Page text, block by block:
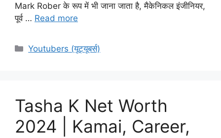
Mark Rober के रूप में भी जाना जाता है, मैकेनिकल इंजीनियर,
पूर्व … Read more
Categories
Youtubers (यूट्यूबर्स)
Tasha K Net Worth
2024 | Kamai, Career,